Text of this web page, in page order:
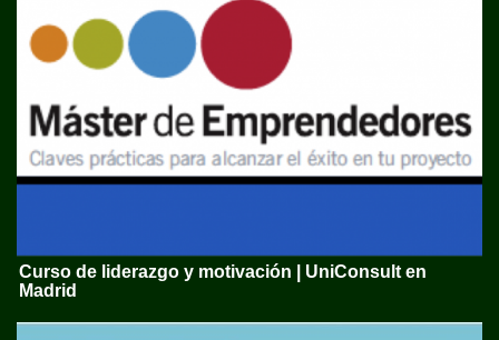
Curso de liderazgo y motivación | UniConsult en
Madrid